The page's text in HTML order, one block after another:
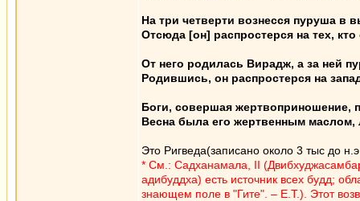
На три четверти вознесся пуруша в
Отсюда [он] распростерся на тех, кто
От него родилась Вирадж, а за ней
Родившись, он распростерся на
Боги, совершая жертвоприношение,
Весна была его жертвенным
Это Ригведа(записано около 3 тыс до
* См.: Садханамала, II
адибуддха) есть источник всех будд;
знающем поле в "Гите". – Е.Т.). Этот